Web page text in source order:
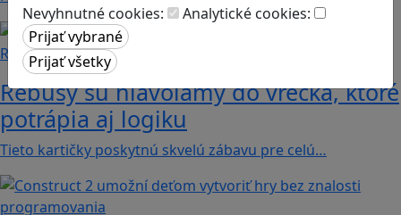
Nevyhnutné cookies:
Analytické cookies:
Recenzie
Rébusy sú hlavolamy do vrecka, ktoré
potrápia aj logiku
Tieto kartičky poskytnú skvelú zábavu pre celú…